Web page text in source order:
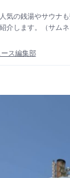
気の銭湯やサウナ
介します。（サム
ス編集部